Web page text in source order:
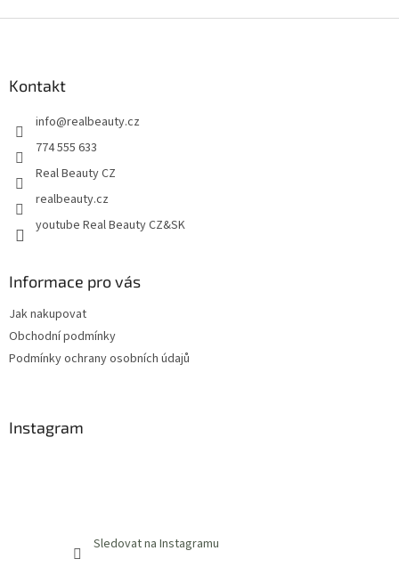
Kontakt
info@realbeauty.cz
774 555 633
Real Beauty CZ
realbeauty.cz
youtube Real Beauty CZ&SK
Informace pro vás
Jak nakupovat
Obchodní podmínky
Podmínky ochrany osobních údajů
Instagram
Sledovat na Instagramu